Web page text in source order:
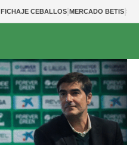
FICHAJE CEBALLOS|MERCADO BETIS|